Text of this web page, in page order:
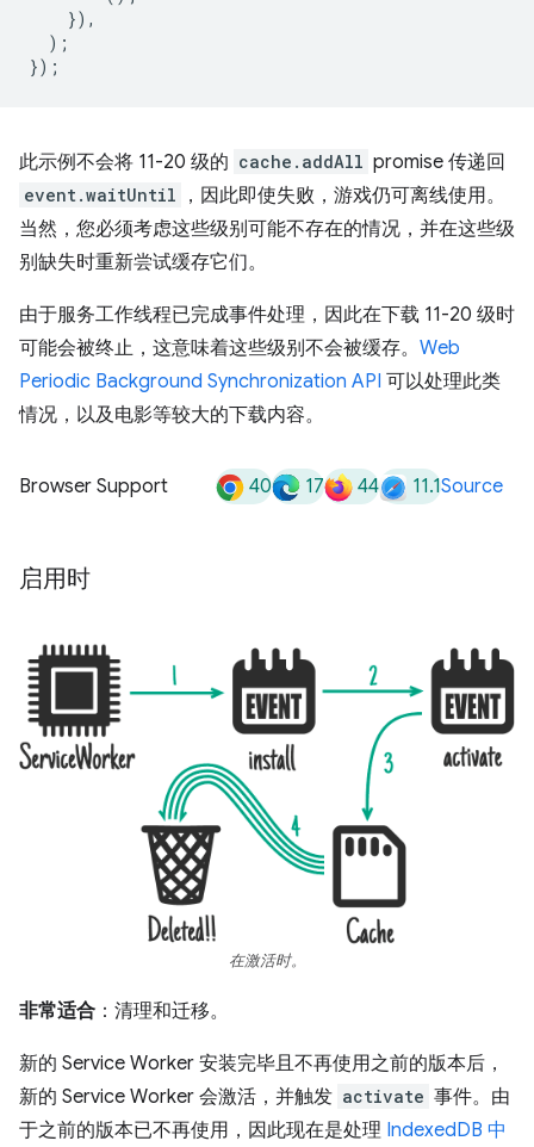
}),
);
});
此示例不会将 11-20 级的 cache.addAll promise 传递回
event.waitUntil
，因此即使失败，游戏仍可离线使用。
当然，您必须考虑这些级别可能不存在的情况，并在这些级
别缺失时重新尝试缓存它们。
由于服务工作线程已完成事件处理，因此在下载 11-20 级时
可能会被终止，这意味着这些级别不会被缓存。 Web
Periodic Background Synchronization API 可以处理此类
情况，以及电影等较大的下载内容。
Browser Support 40 17 44 11.1Source
启用时
在激活时。
非常适合 ：清理和迁移。
新的 Service Worker 安装完毕且不再使用之前的版本后，
新的 Service Worker 会激活，并触发 activate 事件。由
于之前的版本已不再使用，因此现在是处理 IndexedDB 中